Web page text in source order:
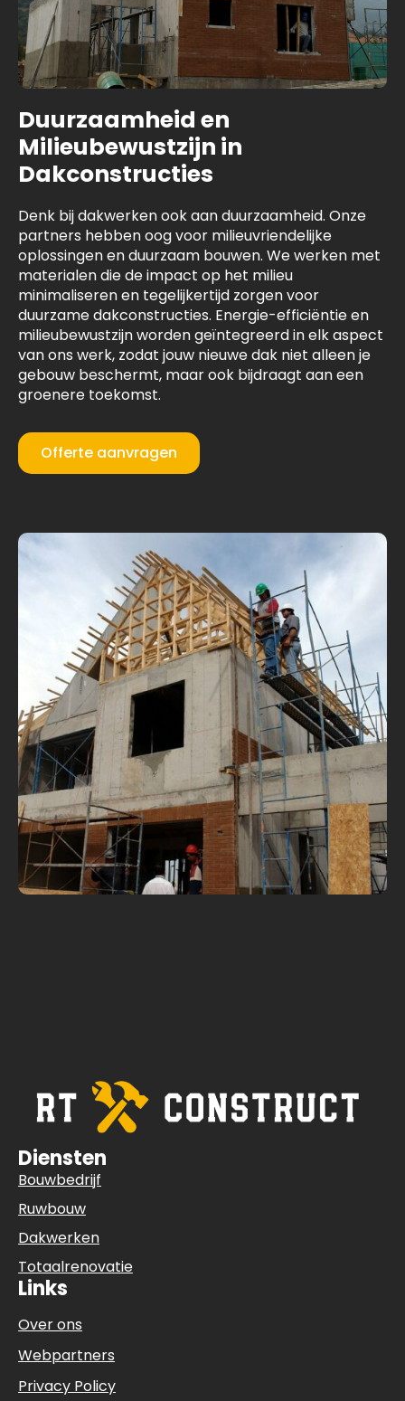
Duurzaamheid en
Milieubewustzijn in
Dakconstructies
Denk bij dakwerken ook aan duurzaamheid. Onze
partners hebben oog voor milieuvriendelijke
oplossingen en duurzaam bouwen. We werken met
materialen die de impact op het milieu
minimaliseren en tegelijkertijd zorgen voor
duurzame dakconstructies. Energie-efficiëntie en
milieubewustzijn worden geïntegreerd in elk aspect
van ons werk, zodat jouw nieuwe dak niet alleen je
gebouw beschermt, maar ook bijdraagt aan een
groenere toekomst.
Offerte aanvragen
Diensten
Bouwbedrijf
Ruwbouw
Dakwerken
Totaalrenovatie
Links
Over ons
Webpartners
Privacy Policy